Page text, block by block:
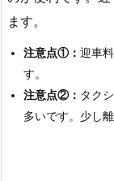
ます。
注意点①： 迎車
す。
注意点②： タク
多いです。少し